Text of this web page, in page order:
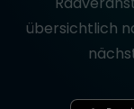
übersichtlich